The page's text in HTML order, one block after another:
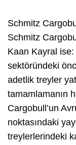
Schmitz
Schmitz
Kaan Kayral ise:
sektöründeki
adetlik treyler
tamamlamanın
Cargobull’un
noktasındaki
treylerlerindeki